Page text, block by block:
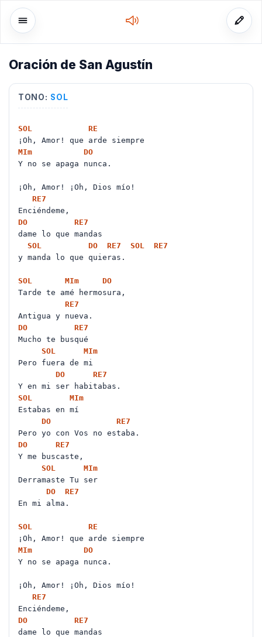
Oración de San Agustín
TONO: SOL
SOL
RE
¡Oh, Amor! que arde siempre
MIm
DO
Y no se apaga nunca.
¡Oh, Amor! ¡Oh, Dios mío!
RE7
Enciéndeme,
DO
RE7
dame lo que mandas
SOL
DO RE7 SOL RE7
y manda lo que quieras.
SOL MIm
DO
Tarde te amé hermosura,
RE7
Antigua y nueva.
DO
RE7
Mucho te busqué
SOL
MIm
Pero fuera de mi
DO
RE7
Y en mi ser habitabas.
SOL
MIm
Estabas en mí
DO
RE7
Pero yo con Vos no estaba.
DO
RE7
Y me buscaste,
SOL
MIm
Derramaste Tu ser
DO
RE7
En mi alma.
SOL
RE
¡Oh, Amor! que arde siempre
MIm
DO
Y no se apaga nunca.
¡Oh, Amor! ¡Oh, Dios mío!
RE7
Enciéndeme,
DO
RE7
dame lo que mandas